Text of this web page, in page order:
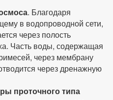
. Благодаря
в водопроводной сети,
через полость
Часть воды, содержащая
через мембрану
через дренажную
проточного типа